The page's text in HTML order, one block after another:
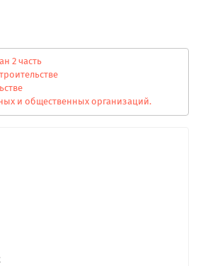
2 часть
и общественных организаций.